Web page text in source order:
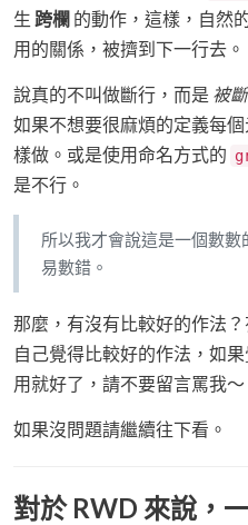
生 跨欄 的動作，這樣，自然
用的關係，被擠到下一行去。
說真的不叫做斷行，而是 被
如果不想要很麻煩的定義每
樣做。或是使用命名方式的
是不行。
所以我才會說這是一個數
易數錯。
那麼，有沒有比較好的作法
自己覺得比較好的作法，如
用就好了，請不要留言罵我～
如果沒問題請繼續往下看。
對於 RWD 來說，